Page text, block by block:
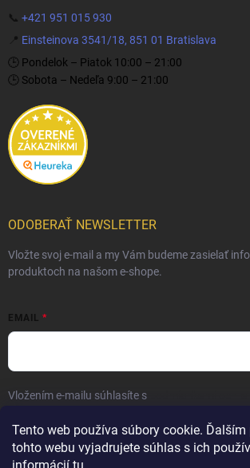
Tento web používa súbory cookie.
tohto webu vyjadrujete súhlas s ich
📞 +421 951 015 930
📍 Einsteinova 3541/18, 851 01 Bratislava
🕒 Pondelok – Piatok 10:00 – 21:00
🕒 Sobota – Nedeľa 9:00 – 21:00
ODOBERAŤ NEWSLETTER
Vložte svoj e-mail a my Vám budeme zasielať
produktoch na našom e-shope.
EMAIL
Vložením e-mailu súhlasíte s
Prihlásiť sa